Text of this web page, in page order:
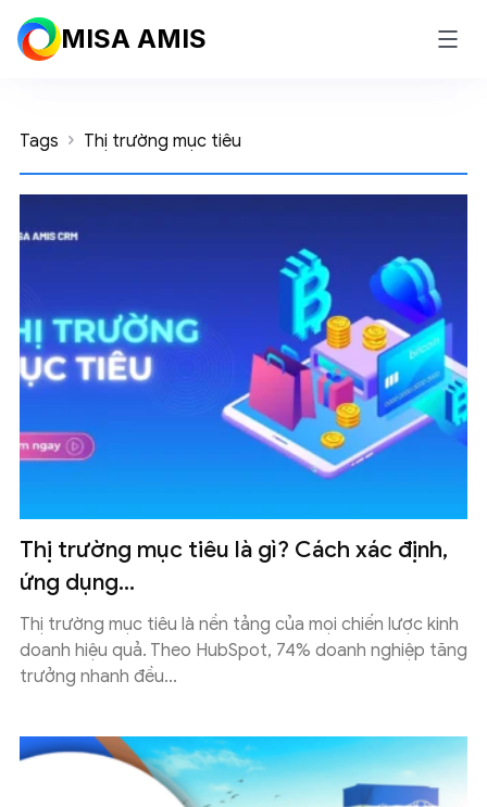
MISA AMIS
Tags Thị trường mục tiêu
Thị trường mục tiêu là gì? Cách xác định,
ứng dụng...
Thị trường mục tiêu là nền tảng của mọi chiến lược kinh
doanh hiệu quả. Theo HubSpot, 74% doanh nghiệp tăng
trưởng nhanh đều...